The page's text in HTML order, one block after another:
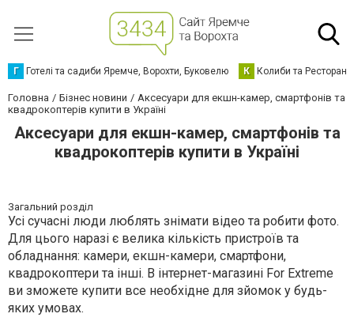
Г Готелі та садиби Яремче, Ворохти, Буковелю К Колиби та Ресторани
Головна Бізнес новини
Аксесуари для екшн-камер, смартфонів та
квадрокоптерів купити в Україні
Аксесуари для екшн-камер, смартфонів та
квадрокоптерів купити в Україні
Загальний розділ
Усі сучасні люди люблять знімати відео та робити фото.
Для цього наразі є велика кількість пристроїв та
обладнання: камери, екшн-камери, смартфони,
квадрокоптери та інші. В інтернет-магазині For Extreme
ви зможете купити все необхідне для зйомок у будь-
яких умовах.